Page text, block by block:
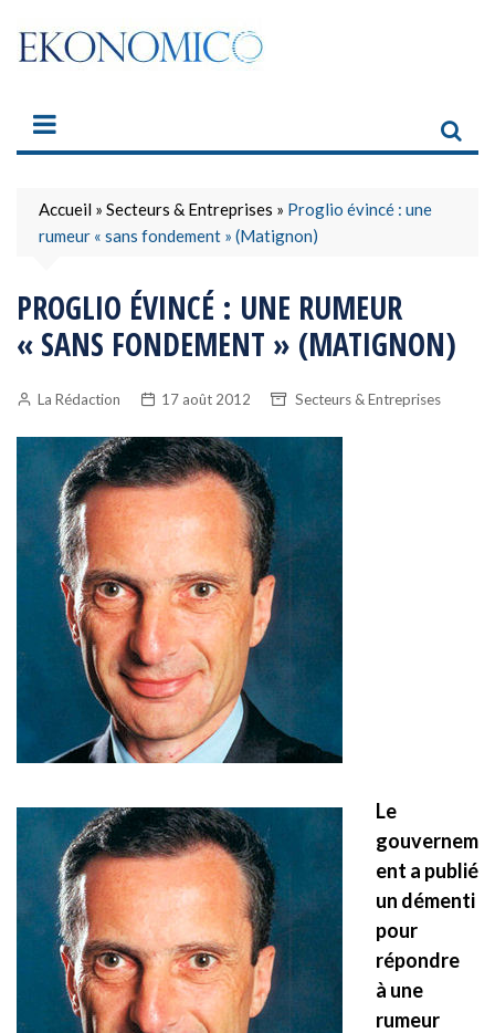
content
Accueil » Secteurs & Entreprises » Proglio évincé : une
rumeur « sans fondement » (Matignon)
PROGLIO ÉVINCÉ : UNE RUMEUR
« SANS FONDEMENT » (MATIGNON)
La Rédaction 17 août 2012 Secteurs & Entreprises
Le
gouvernem
ent a publié
un démenti
pour
répondre
à une
rumeur